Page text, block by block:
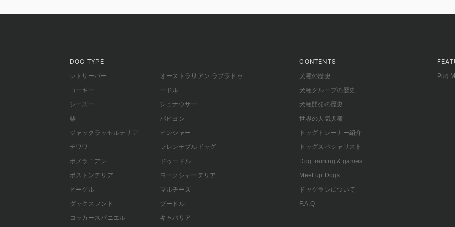
DOG TYPE
レトリーバー
コーギー
シーズー
柴
ジャックラッセルテリア
チワワ
ポメラニアン
ボストンテリア
ビーグル
ダックスフンド
コッカースパニエル
オーストラリアン ラブラドゥ
ードル
シュナウザー
パピヨン
ピンシャー
フレンチブルドッグ
ドゥードル
ヨークシャーテリア
マルチーズ
プードル
キャバリア
CONTENTS
犬種の歴史
犬種グループの歴史
犬種開発の歴史
世界の人気犬種
ドッグトレーナー紹介
ドッグスペシャリスト
Dog training & games
Meet up Dogs
ドッグランについて
F.A.Q
Pug